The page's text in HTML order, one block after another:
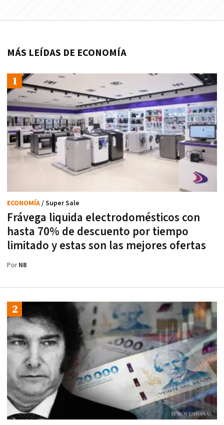
MÁS LEÍDAS DE ECONOMÍA
Frávega liquida electrodomésticos con
hasta 70% de descuento por tiempo
limitado y estas son las mejores ofertas
ECONOMÍA/ Super Sale
PorNB